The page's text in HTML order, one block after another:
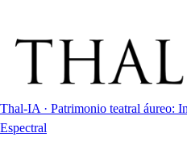
Thal-IA · Patrimonio teatral áureo:
Espectral